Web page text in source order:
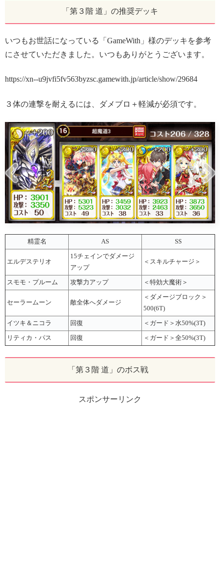
「第３階 道」の推奨デッキ
いつもお世話になっている「GameWith」様のデッキを参考
にさせていただきました。いつもありがとうございます。
https://xn--u9jvfi5fv563byzsc.gamewith.jp/article/show/29684
３体の連撃を耐えるには、ダメブロ＋軽減が必須です。
精霊名 AS SS
エルデステリオ
15チェインでダメージ
アップ
＜スキルチャージ＞
スモモ・プルーム 攻撃力アップ ＜特効大魔術＞
セーラームーン 敵全体へダメージ
＜ダメージブロック＞
500(6T)
イツキ＆ニコラ 回復 ＜ガード＞水50%(3T)
リティカ・パス 回復 ＜ガード＞全50%(3T)
「第３階 道」のボス戦
スポンサーリンク